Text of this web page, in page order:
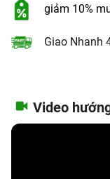
giảm 10%
Giao Nhanh
Video